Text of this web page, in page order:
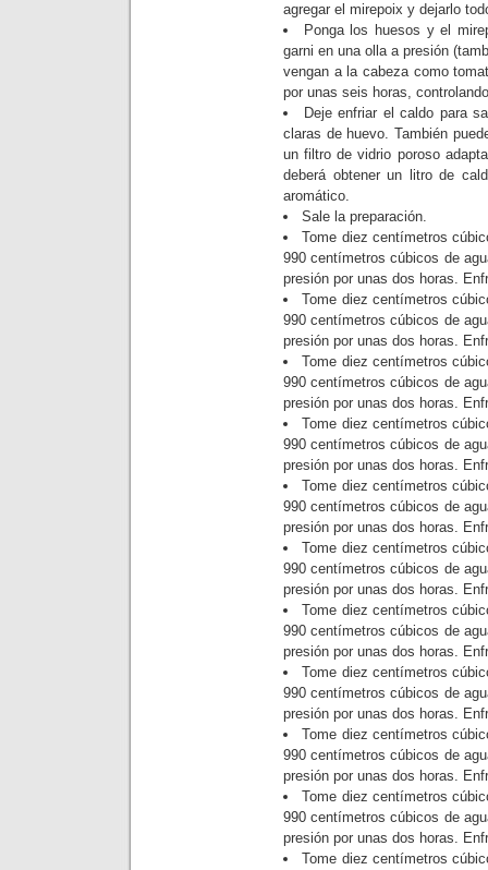
agregar el mirepoix y dejarlo
Ponga los huesos y el
garni en una olla a presión
vengan a la cabeza como
por unas seis horas,
Deje enfriar el caldo para
claras de huevo. También
un filtro de vidrio poroso
deberá obtener un litro de
aromático.
Sale la preparación.
Tome diez centímetros
990 centímetros cúbicos de
presión por unas dos horas.
Tome diez centímetros
990 centímetros cúbicos de
presión por unas dos horas.
Tome diez centímetros
990 centímetros cúbicos de
presión por unas dos horas.
Tome diez centímetros
990 centímetros cúbicos de
presión por unas dos horas.
Tome diez centímetros
990 centímetros cúbicos de
presión por unas dos horas.
Tome diez centímetros
990 centímetros cúbicos de
presión por unas dos horas.
Tome diez centímetros
990 centímetros cúbicos de
presión por unas dos horas.
Tome diez centímetros
990 centímetros cúbicos de
presión por unas dos horas.
Tome diez centímetros
990 centímetros cúbicos de
presión por unas dos horas.
Tome diez centímetros
990 centímetros cúbicos de
presión por unas dos horas.
Tome diez centímetros